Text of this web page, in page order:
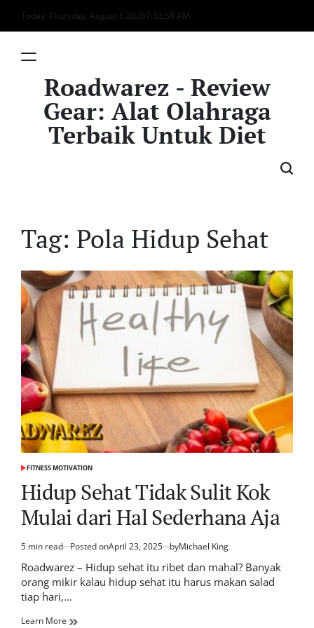
Skip
to
Today: Thursday, August 6 20267:52:58 AM
Roadwarez - Review
Gear: Alat Olahraga
Terbaik Untuk Diet
Tag: Pola Hidup Sehat
POSTED
FITNESS MOTIVATION
Hidup Sehat Tidak Sulit Kok
Mulai dari Hal Sederhana Aja
Estimated
read
5 min read Posted onApril 23, 2025 byMichael King
Roadwarez – Hidup sehat itu ribet dan mahal? Banyak
orang mikir kalau hidup sehat itu harus makan salad
tiap hari,…
Learn More